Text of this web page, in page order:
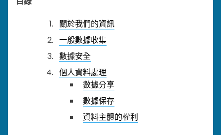
關於我們的資訊
一般數據收集
數據安全
個人資料處理
數據分享
數據保存
資料主體的權利